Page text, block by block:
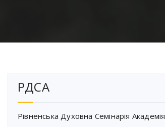
РДСА
Рівненська Духовна Семінарія Академія